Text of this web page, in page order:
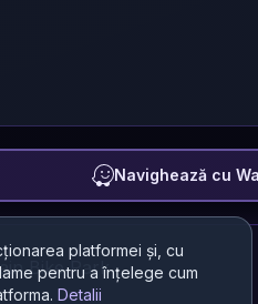
platformei și, cu
pentru a înțelege cum
Detalii
Navighează cu
Bike Park